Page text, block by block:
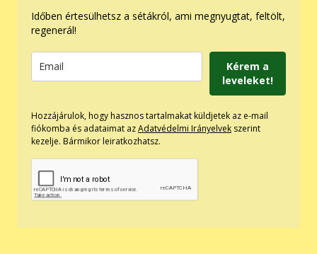
Időben értesülhetsz a sétákról, ami megnyugtat, feltölt,
regenerál!
Kérem a
leveleket!
Hozzájárulok, hogy hasznos tartalmakat küldjetek az e-mail
fiókomba és adataimat azAdatvédelmi Irányelvek szerint
kezelje. Bármikor leiratkozhatsz.